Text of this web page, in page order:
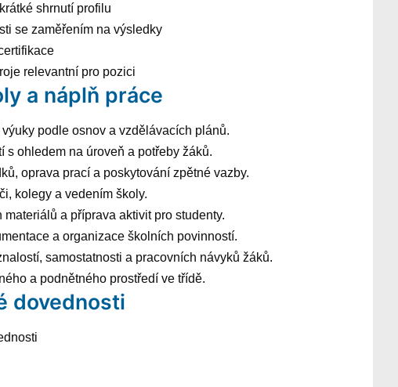
shrnutí profilu
se zaměřením na výsledky
relevantní pro pozici
a náplň práce
podle osnov a vzdělávacích plánů.
s ohledem na úroveň a potřeby žáků.
oprava prací a poskytování zpětné vazby.
kolegy a vedením školy.
materiálů a příprava aktivit pro studenty.
a organizace školních povinností.
samostatnosti a pracovních návyků žáků.
a podnětného prostředí ve třídě.
dovednosti